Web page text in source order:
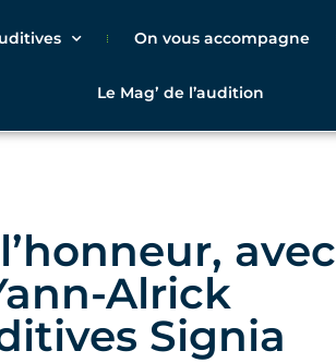
On vous accompagne
Le Magʼ de l’audition
avec
Alrick
Signia